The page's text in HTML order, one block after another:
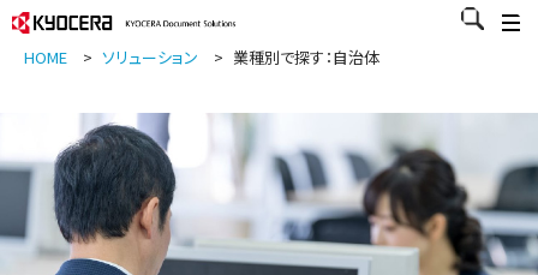
HOME > ソリューション > 業種別で探す：自治体